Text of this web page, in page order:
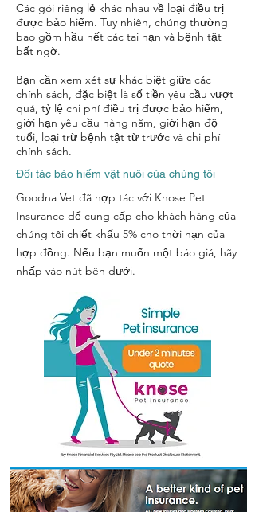
Các gói riêng lẻ khác nhau về loại điều trị
được bảo hiểm. Tuy nhiên, chúng thường
bao gồm hầu hết các tai nạn và bệnh tật
bất ngờ.
Bạn cần xem xét sự khác biệt giữa các
chính sách, đặc biệt là số tiền yêu cầu vượt
quá, tỷ lệ chi phí điều trị được bảo hiểm,
giới hạn yêu cầu hàng năm, giới hạn độ
tuổi, loại trừ bệnh tật từ trước và chi phí
chính sách.
Đối tác bảo hiểm vật nuôi của chúng tôi
Goodna Vet đã hợp tác với Knose Pet
Insurance để cung cấp cho khách hàng của
chúng tôi chiết khấu 5% cho thời hạn của
hợp đồng. Nếu bạn muốn một báo giá, hãy
nhấp vào nút bên dưới.
Symptom Checker
Terms of use